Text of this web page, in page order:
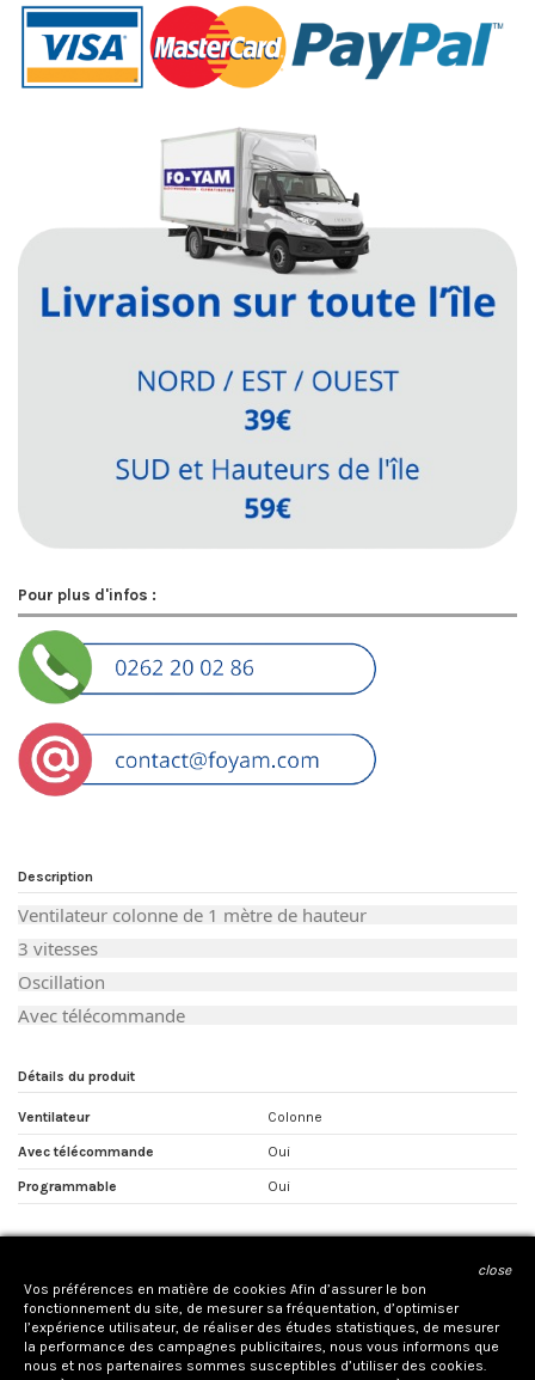
Pour plus d'infos :
Description
Ventilateur colonne de 1 mètre de hauteur
3 vitesses
Oscillation
Avec télécommande
Détails du produit
Ventilateur Colonne
Avec télécommande Oui
Programmable Oui
CONTACTEZ NOUS
close
Vos préférences en matière de cookies Afin d’assurer le bon
fonctionnement du site, de mesurer sa fréquentation, d’optimiser
l’expérience utilisateur, de réaliser des études statistiques, de mesurer
la performance des campagnes publicitaires, nous vous informons que
nous et nos partenaires sommes susceptibles d’utiliser des cookies.